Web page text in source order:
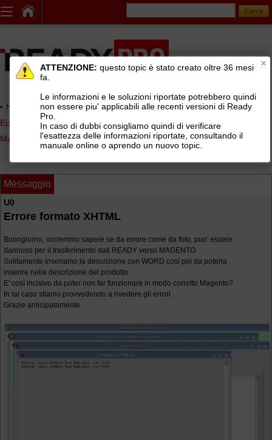
Home page> AREE DI SUPPORTO TECNICO GRATUITO>
Ecommerce di terze parti (Shopify, WooCommerce, Prestashop,
Magento, ...)>Magento
Messaggio
U0
Errore formato XHTML
Buongiorno, vorremmo sapere se da errore come da foto, puo' essere
dannoso per il trasferimento dati READY verso MAGENTO.
Solitamente inseriamo la descrizione con WORD così poi da poterla
inserire nella descrizione del prodotto.
E' così incisivo da poter non far funzionare in modo corretto Magento?
In tal caso stiamo provvedendo a rivedere gli errori.
Grazie anticipatamente
ATTENZIONE: questo topic è stato creato oltre 36 mesi
fa.
Le informazioni e le soluzioni riportate potrebbero quindi
non essere piu' applicabili alle recenti versioni di Ready
Pro.
In caso di dubbi consigliamo quindi di verificare
l'esattezza delle informazioni riportate, consultando il
manuale online o aprendo un nuovo topic.